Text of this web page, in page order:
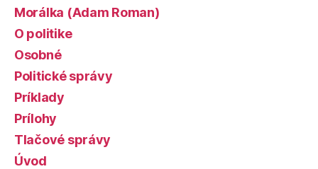
Morálka (Adam Roman)
O politike
Osobné
Politické správy
Príklady
Prílohy
Tlačové správy
Úvod